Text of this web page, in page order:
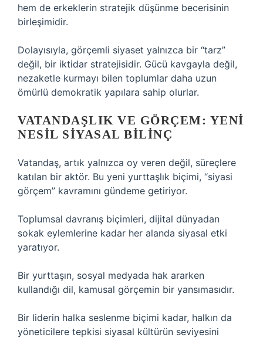
hem de erkeklerin stratejik düşünme becerisinin
birleşimidir.
Dolayısıyla, görçemli siyaset yalnızca bir “tarz”
değil, bir iktidar stratejisidir. Gücü kavgayla değil,
nezaketle kurmayı bilen toplumlar daha uzun
ömürlü demokratik yapılara sahip olurlar.
VATANDAŞLIK VE GÖRÇEM: YENI
NESIL SIYASAL BILINÇ
Vatandaş, artık yalnızca oy veren değil, süreçlere
katılan bir aktör. Bu yeni yurttaşlık biçimi, “siyasi
görçem” kavramını gündeme getiriyor.
Toplumsal davranış biçimleri, dijital dünyadan
sokak eylemlerine kadar her alanda siyasal etki
yaratıyor.
Bir yurttaşın, sosyal medyada hak ararken
kullandığı dil, kamusal görçemin bir yansımasıdır.
Bir liderin halka seslenme biçimi kadar, halkın da
yöneticilere tepkisi siyasal kültürün seviyesini